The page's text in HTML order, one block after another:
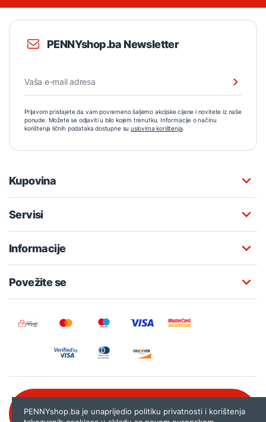
PENNYshop.ba Newsletter
Prijavom pristajete da vam povremeno šaljemo akcijske cijene i novitete iz naše
ponude. Možete se odjaviti u bilo kojem trenutku. Informacije o načinu
korištenja ličnih podataka dostupne su uslovima korištenja.
Kupovina
Servisi
Informacije
Povežite se
PENNYshop.ba je unaprijedio politiku privatnosti i korištenja